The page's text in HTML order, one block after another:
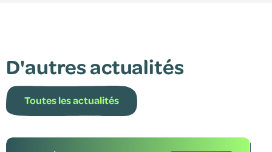
D'autres actualités
Toutes les actualités